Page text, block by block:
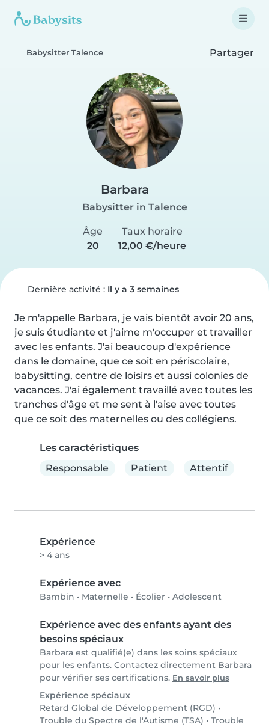
Babysitter Talence Partager
Barbara
Babysitter in Talence
Âge
20
Taux horaire
12,00 €/heure
Dernière activité : Il y a 3 semaines
Je m'appelle Barbara, je vais bientôt avoir 20 ans,
je suis étudiante et j'aime m'occuper et travailler
avec les enfants. J'ai beaucoup d'expérience
dans le domaine, que ce soit en périscolaire,
babysitting, centre de loisirs et aussi colonies de
vacances. J'ai également travaillé avec toutes les
tranches d'âge et me sent à l'aise avec toutes
que ce soit des maternelles ou des collégiens.
Les caractéristiques
Responsable
Patient Attentif
Expérience
> 4 ans
Expérience avec
Bambin • Maternelle • Écolier • Adolescent
Expérience avec des enfants ayant des
besoins spéciaux
Barbara est qualifié(e) dans les soins spéciaux
pour les enfants. Contactez directement Barbara
pour vérifier ses certifications. En savoir plus
Expérience spéciaux
Retard Global de Développement (RGD) •
Trouble du Spectre de l'Autisme (TSA) • Trouble